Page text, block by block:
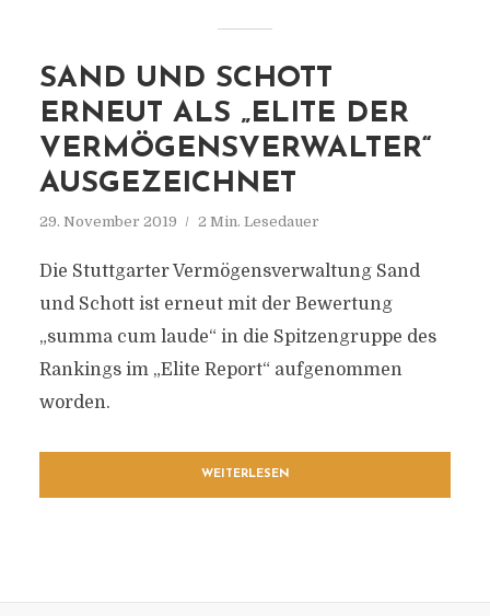
SAND UND SCHOTT
ERNEUT ALS „ELITE DER
VERMÖGENSVERWALTER“
AUSGEZEICHNET
29. November 2019 2 Min. Lesedauer
Die Stuttgarter Vermögensverwaltung Sand
und Schott ist erneut mit der Bewertung
„summa cum laude“ in die Spitzengruppe des
Rankings im „Elite Report“ aufgenommen
worden.
WEITERLESEN